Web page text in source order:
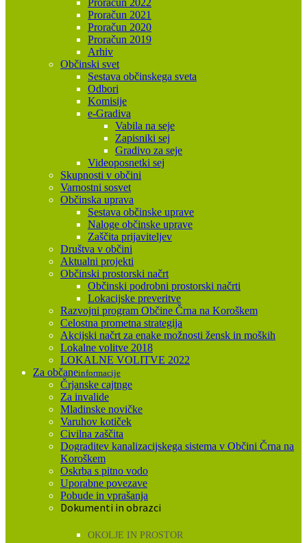
Proračun 2022
Proračun 2021
Proračun 2020
Proračun 2019
Arhiv
Občinski svet
Sestava občinskega sveta
Odbori
Komisije
e-Gradiva
Vabila na seje
Zapisniki sej
Gradivo za seje
Videoposnetki sej
Skupnosti v občini
Varnostni sosvet
Občinska uprava
Sestava občinske uprave
Naloge občinske uprave
Zaščita prijaviteljev
Društva v občini
Aktualni projekti
Občinski prostorski načrt
Občinski podrobni prostorski načrti
Lokacijske preveritve
Razvojni program Občine Črna na Koroškem
Celostna prometna strategija
Akcijski načrt za enake možnosti žensk in moških
Lokalne volitve 2018
LOKALNE VOLITVE 2022
Za občaneinformacije
Črjanske cajtnge
Za invalide
Mladinske novičke
Varuhov kotiček
Civilna zaščita
Dograditev kanalizacijskega sistema v Občini Črna na
Koroškem
Oskrba s pitno vodo
Uporabne povezave
Pobude in vprašanja
Dokumenti in obrazci
OKOLJE IN PROSTOR